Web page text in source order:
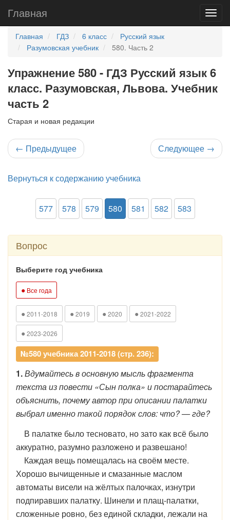
Главная
Главная ГДЗ 6 класс
Русский язык
Разумовская учебник
580. Часть 2
Упражнение 580 - ГДЗ Русский язык 6
класс. Разумовская, Львова. Учебник
часть 2
Старая и новая редакции
← Предыдущее Следующее →
Вернуться к содержанию учебника
577 578 579 580 581 582 583
Вопрос
Выберите год учебника
● Все года
● 2011-2018 ● 2019 ● 2020 ● 2021-2022
● 2023-2026
№580 учебника 2011-2018 (стр. 236):
1.Вдумайтесь в основную мысль фрагмента
текста из повести «Сын полка» и постарайтесь
объяснить, почему автор при описании палатки
выбрал именно такой порядок слов: что? — где?
В палатке было тесновато, но зато как всё было
аккуратно, разумно разложено и развешано!
Каждая вещь помещалась на своём месте.
Хорошо вычищенные и смазанные маслом
автоматы висели на жёлтых палочках, изнутри
подпиравших палатку. Шинели и плащ-палатки,
сложенные ровно, без единой складки, лежали на